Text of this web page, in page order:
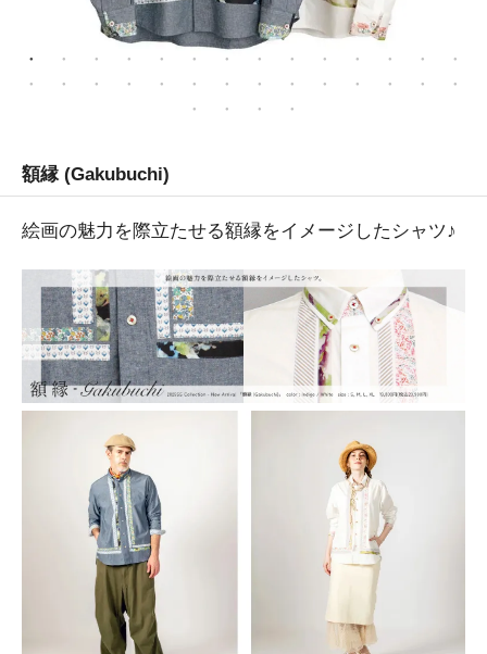
額縁 (Gakubuchi)
絵画の魅力を際立たせる額縁をイメージしたシャツ♪